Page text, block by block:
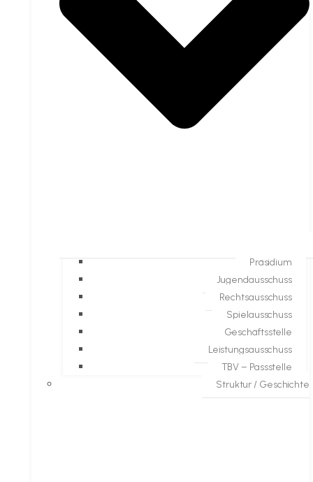
Präsidium
Jugendausschuss
Rechtsausschuss
Spielausschuss
Geschäftsstelle
Leistungsausschuss
TBV – Passstelle
Struktur / Geschichte